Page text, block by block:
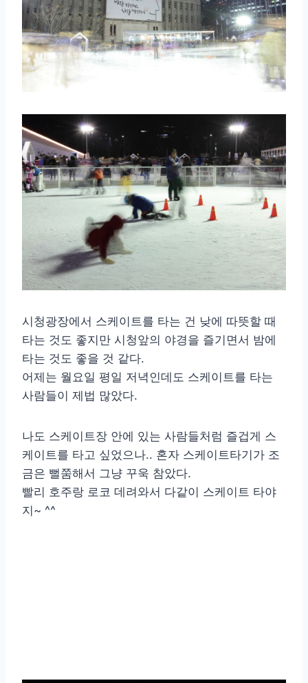
시청광장에서 스케이트를 타는 건 낮에 따뜻할 때
타는 것도 좋지만 시청앞의 야경을 즐기면서 밤에
타는 것도 좋을 것 같다.
어제는 월요일 평일 저녁인데도 스케이트를 타는
사람들이 제법 많았다.
나도 스케이트장 안에 있는 사람들처럼 즐겁게 스
케이트를 타고 싶었으나.. 혼자 스케이트타기가 조
금은 뻘쭘해서 그냥 꾸욱 참았다.
빨리 호주랑 로코 데려와서 다같이 스케이트 타야
지~ ^^